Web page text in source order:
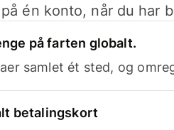
én konto, når du har
på farten globalt.
samlet ét sted, og
betalingskort